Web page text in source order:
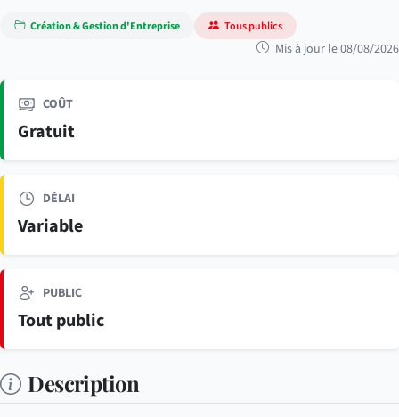
Création & Gestion d'Entreprise Tous publics
Mis à jour le 08/08/2026
COÛT
Gratuit
DÉLAI
Variable
PUBLIC
Tout public
Description